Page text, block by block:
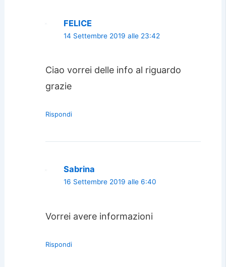
FELICE
14 Settembre 2019 alle 23:42
Ciao vorrei delle info al riguardo
grazie
Rispondi
Sabrina
16 Settembre 2019 alle 6:40
Vorrei avere informazioni
Rispondi